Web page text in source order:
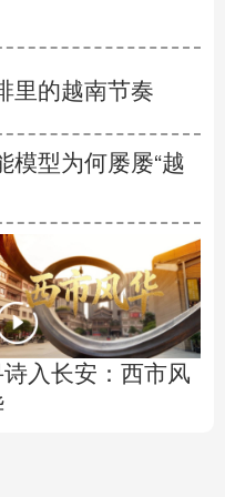
里的越南节奏
模型为何屡屡“越
诗入长安：西市风